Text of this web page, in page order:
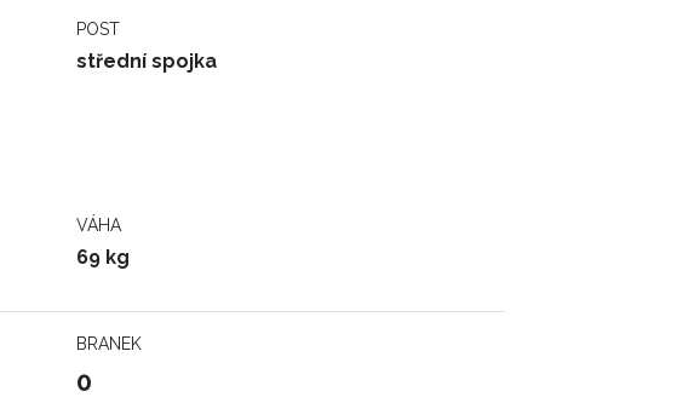
POST
střední spojka
VÁHA
69 kg
BRANEK
0